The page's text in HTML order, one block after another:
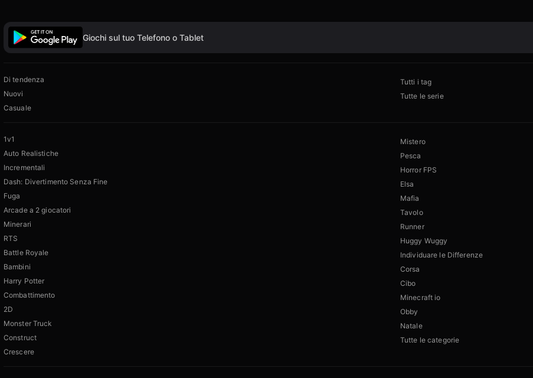
Giochi sul tuo Telefono o Tablet
Di tendenza
Nuovi
Casuale
Tutti i tag
Tutte le serie
1v1
Auto Realistiche
Incrementali
Dash: Divertimento Senza Fine
Fuga
Arcade a 2 giocatori
Minerari
RTS
Battle Royale
Bambini
Harry Potter
Combattimento
2D
Monster Truck
Construct
Crescere
Mistero
Pesca
Horror FPS
Elsa
Mafia
Tavolo
Runner
Huggy Wuggy
Individuare le Differenze
Corsa
Cibo
Minecraft io
Obby
Natale
Tutte le categorie